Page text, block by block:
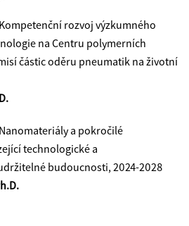
rozvoj výzkumného
na Centru polymerních
částic oděru pneumatik na životní
a pokročilé
technologické a
budoucnosti, 2024-2028